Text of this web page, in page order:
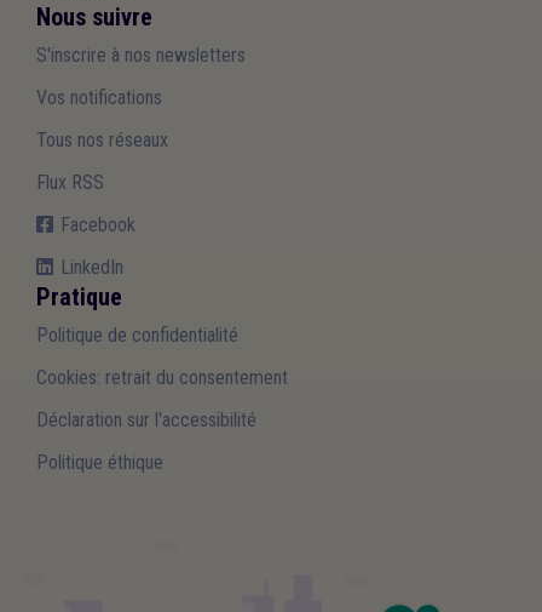
Nous suivre
S'inscrire à nos newsletters
Vos notifications
Tous nos réseaux
Flux RSS
Facebook
LinkedIn
Pratique
Politique de confidentialité
Cookies: retrait du consentement
Déclaration sur l'accessibilité
Politique éthique